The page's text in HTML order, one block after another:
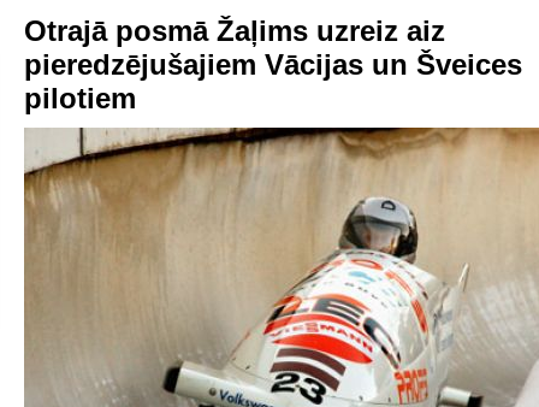
Otrajā posmā Žaļims uzreiz aiz
pieredzējušajiem Vācijas un Šveices
pilotiem